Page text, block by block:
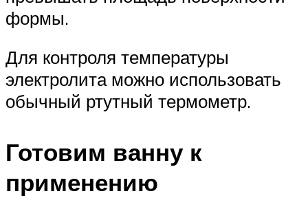
формы.
Для контроля температуры
электролита можно использовать
обычный ртутный термометр.
Готовим ванну к
применению